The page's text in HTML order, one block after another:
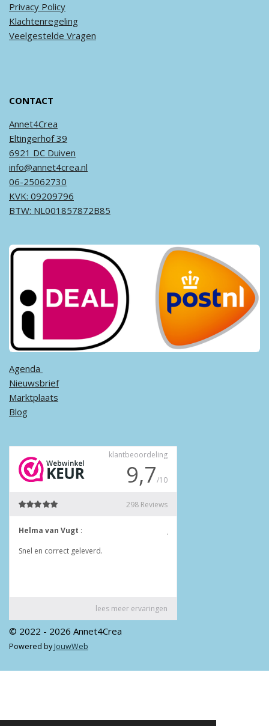
Privacy Policy
Klachtenregeling
Veelgestelde Vragen
CONTACT
Annet4Crea
Eltingerhof 39
6921 DC Duiven
info@annet4crea.nl
06-25062730
KVK: 09209796
BTW: NL001857872B85
Agenda ​
Nieuwsbrief
Marktplaats
Blog
© 2022 - 2026 Annet4Crea
Powered by JouwWeb